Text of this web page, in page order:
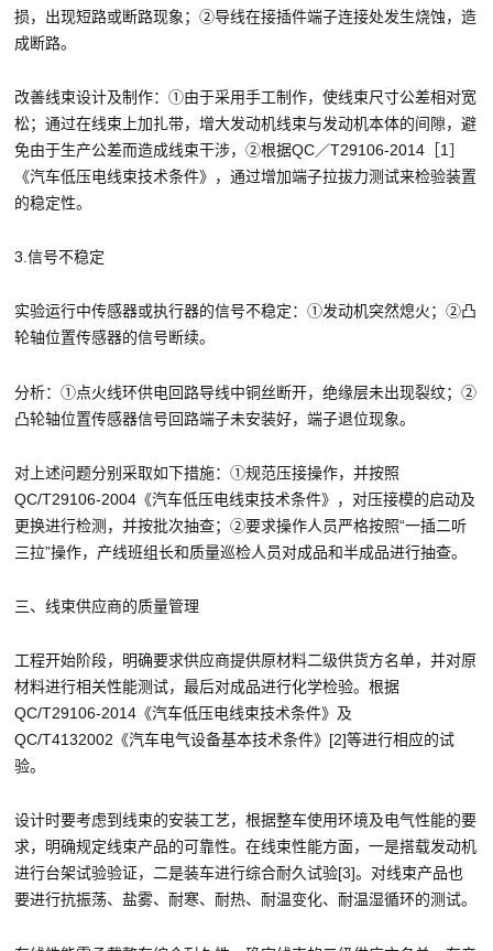
损，出现短路或断路现象；②导线在接插件端子连接处发生烧蚀，造
成断路。
改善线束设计及制作：①由于采用手工制作，使线束尺寸公差相对宽
松；通过在线束上加扎带，增大发动机线束与发动机本体的间隙，避
免由于生产公差而造成线束干涉，②根据QC／T29106-2014［1］
《汽车低压电线束技术条件》，通过增加端子拉拔力测试来检验装置
的稳定性。
3.信号不稳定
实验运行中传感器或执行器的信号不稳定：①发动机突然熄火；②凸
轮轴位置传感器的信号断续。
分析：①点火线环供电回路导线中铜丝断开，绝缘层未出现裂纹；②
凸轮轴位置传感器信号回路端子未安装好，端子退位现象。
对上述问题分别采取如下措施：①规范压接操作，并按照
QC/T29106-2004《汽车低压电线束技术条件》，对压接模的启动及
更换进行检测，并按批次抽查；②要求操作人员严格按照“一插二听
三拉”操作，产线班组长和质量巡检人员对成品和半成品进行抽查。
三、线束供应商的质量管理
工程开始阶段，明确要求供应商提供原材料二级供货方名单，并对原
材料进行相关性能测试，最后对成品进行化学检验。根据
QC/T29106-2014《汽车低压电线束技术条件》及
QC/T4132002《汽车电气设备基本技术条件》[2]等进行相应的试
验。
设计时要考虑到线束的安装工艺，根据整车使用环境及电气性能的要
求，明确规定线束产品的可靠性。在线束性能方面，一是搭载发动机
进行台架试验验证，二是装车进行综合耐久试验[3]。对线束产品也
要进行抗振荡、盐雾、耐寒、耐热、耐温变化、耐温湿循环的测试。